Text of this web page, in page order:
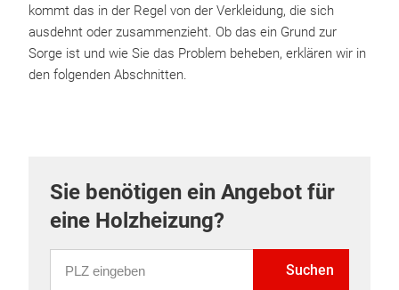
kommt das in der Regel von der Verkleidung, die sich
ausdehnt oder zusammenzieht. Ob das ein Grund zur
Sorge ist und wie Sie das Problem beheben, erklären wir in
den folgenden Abschnitten.
Sie benötigen ein Angebot für
eine Holzheizung?
Suchen